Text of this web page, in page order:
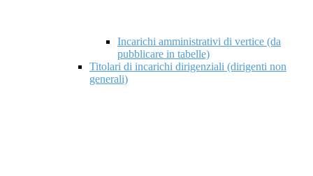
Incarichi amministrativi di vertice (da
pubblicare in tabelle)
Titolari di incarichi dirigenziali (dirigenti non
generali)